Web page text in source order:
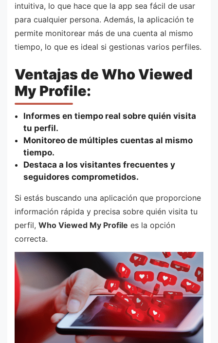
intuitiva, lo que hace que la app sea fácil de usar
para cualquier persona. Además, la aplicación te
permite monitorear más de una cuenta al mismo
tiempo, lo que es ideal si gestionas varios perfiles.
Ventajas de Who Viewed
My Profile:
Informes en tiempo real sobre quién visita
tu perfil.
Monitoreo de múltiples cuentas al mismo
tiempo.
Destaca a los visitantes frecuentes y
seguidores comprometidos.
Si estás buscando una aplicación que proporcione
información rápida y precisa sobre quién visita tu
perfil, Who Viewed My Profile es la opción
correcta.